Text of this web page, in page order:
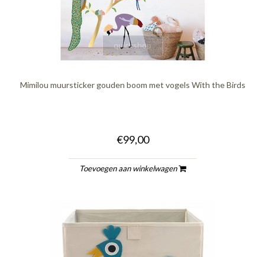
quickshop
Mimilou muursticker gouden boom met vogels With the Birds
€99,00
Toevoegen aan winkelwagen